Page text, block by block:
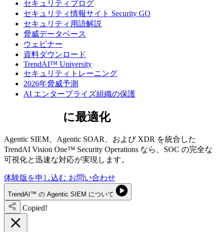
セキュリティブログ
セキュリティ情報サイト Security GO
セキュリティ用語解説
脅威データベース
ウェビナー
資料ダウンロード
TrendAI™ University
セキュリティトレーニング
2026年脅威予測
AI エンタープライズ組織の保護
に最適化
Agentic SIEM、Agentic SOAR、および XDR を統合した
TrendAI Vision One™ Security Operations なら、SOC の完全な
可視化と迅速な対応が実現します。
体験版を申し込む お問い合わせ
TrendAI™ の Agentic SIEM について
Copied!